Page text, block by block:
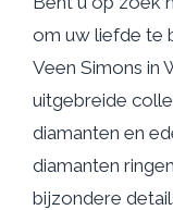
om uw liefde te
Veen Simons in
uitgebreide
diamanten en
diamanten
bijzondere